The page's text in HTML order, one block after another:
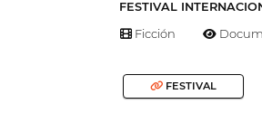
FESTIVAL
Ficción
FESTIVAL